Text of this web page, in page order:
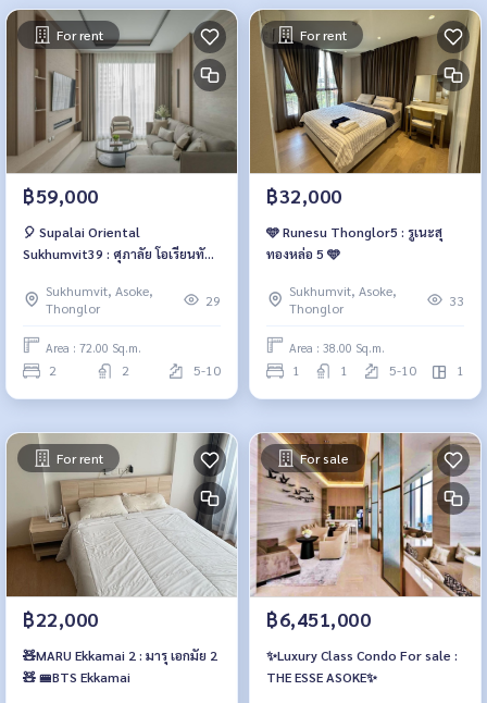
For rent
฿59,000
🎈 Supalai Oriental
Sukhumvit39 : ศุภาลัย โอเรียนทัล
Sukhumvit, Asoke,
Thonglor
29
Area : 72.00 Sq.m.
2 2 5-10
For rent
฿32,000
🩵 Runesu Thonglor5 : รูเนะสุ
ทองหล่อ 5 🩵
Sukhumvit, Asoke,
Thonglor
33
Area : 38.00 Sq.m.
1 1 5-10 1
For rent
฿22,000
🧸MARU Ekkamai 2 : มารุ เอกมัย 2
🧸 🚝BTS Ekkamai
For sale
฿6,451,000
✨Luxury Class Condo For sale :
THE ESSE ASOKE✨